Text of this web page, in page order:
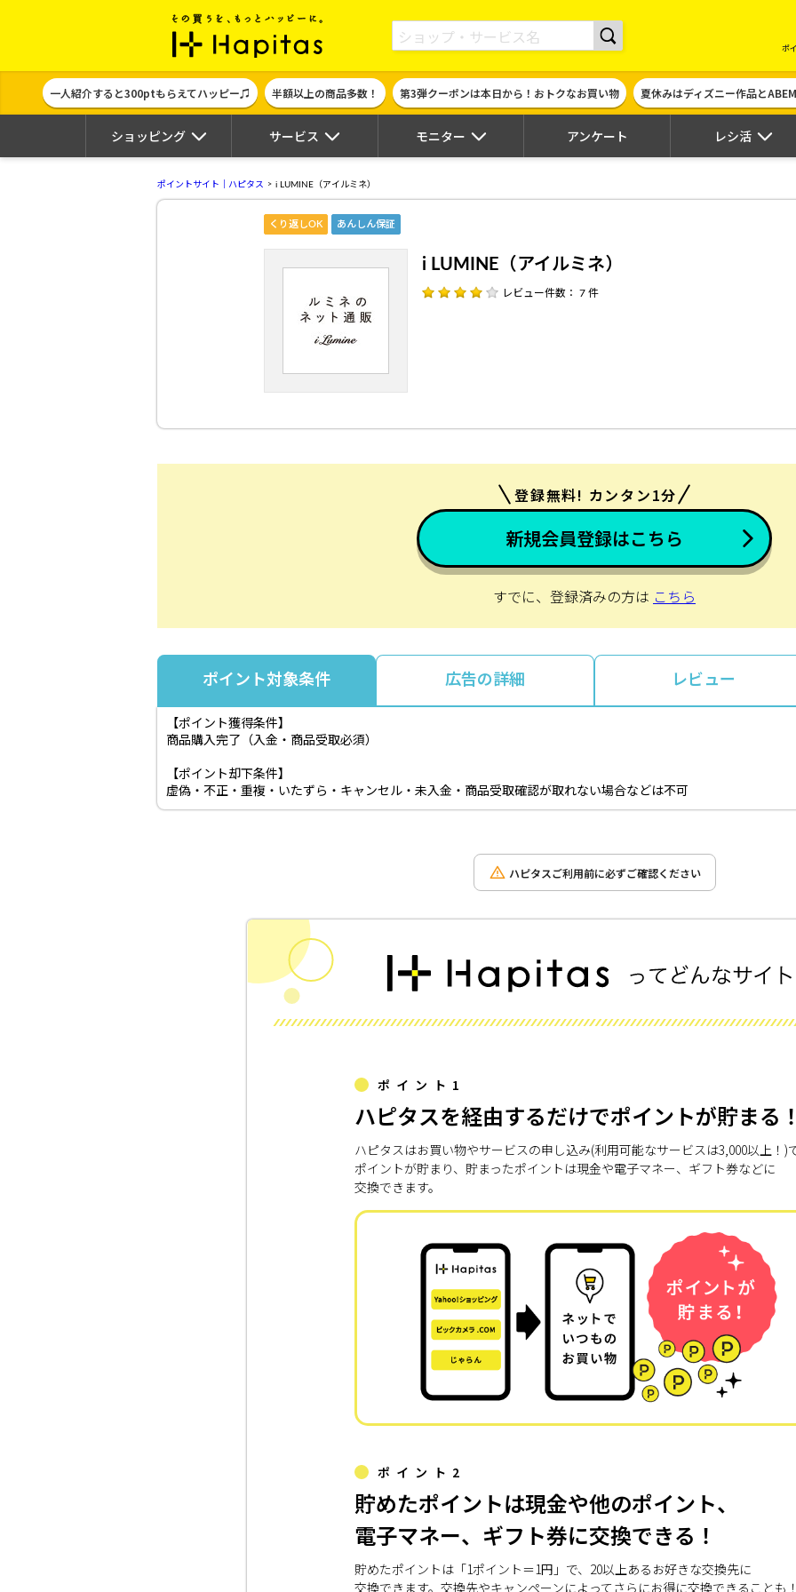
ポイント貯めて現金やギフト券に交換できるポイントサイト | ハピタス
ポ
一人紹介すると300ptもらえてハッピー♫ 半額以上の商品多数！ 第3弾クーポンは本日から！おトクなお買い物 夏休みはディズニー作品と
ショッピング サービス モニター アンケート レシ活
ポイントサイト｜ハピタス i LUMINE（アイルミネ）
くり返しOK あんしん保証
i LUMINE（アイルミネ）
レビュー件数： 7 件
登録無料! カンタン1分
新規会員登録はこちら
すでに、登録済みの方は こちら
ポイント対象条件 広告の詳細 レビュー
【ポイント獲得条件】
商品購入完了（入金・商品受取必須）
【ポイント却下条件】
虚偽・不正・重複・いたずら・キャンセル・未入金・商品受取確認が取れない場合などは不可
ハピタスご利用前に必ずご確認ください
ポイント1
ハピタスを経由するだけでポイントが貯まる
ハピタスはお買い物やサービスの申し込み(利用可能なサービスは3,000以上！)
ポイントが貯まり、貯まったポイントは現金や電子マネー、ギフト券などに
交換できます。
ポイント2
貯めたポイントは現金や他のポイント、
電子マネー、ギフト券に交換できる！
貯めたポイントは「1ポイント＝1円」で、20以上あるお好きな交換先に
交換できます。交換先やキャンペーンによってさらにお得に交換できることも